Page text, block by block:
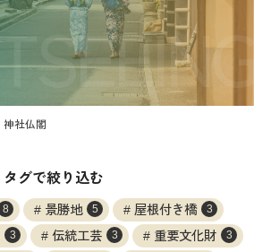
神社仏閣
タグで絞り込む
8 景勝地 5 屋根付き橋 3
3 伝統工芸 3 重要文化財 3